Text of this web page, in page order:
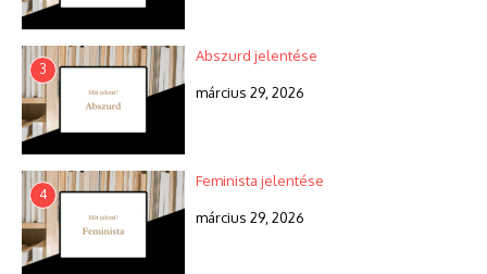
3
Abszurd jelentése
március 29, 2026
4
Feminista jelentése
március 29, 2026